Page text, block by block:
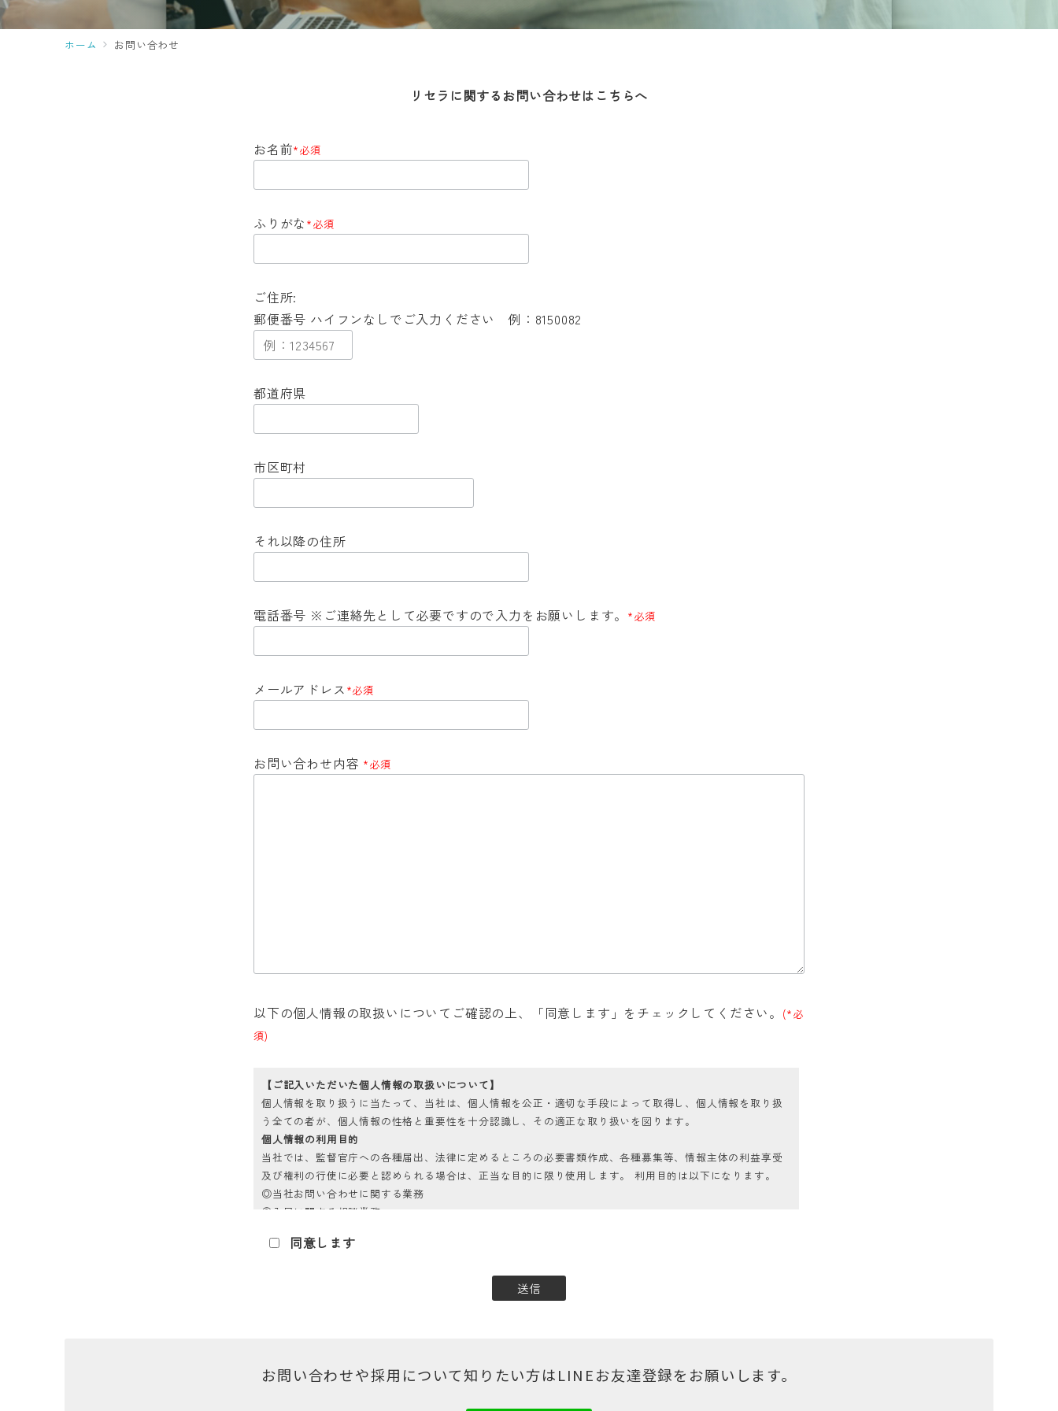
ホーム お問い合わせ
リセラに関するお問い合わせはこちらへ
お名前*必須
ふりがな *必須
ご住所:
郵便番号 ハイフンなしでご入力ください 例：8150082
都道府県
市区町村
それ以降の住所
電話番号 ※ご連絡先として必要ですので入力をお願いします。 *必須
メールアドレス *必須
お問い合わせ内容 *必須
以下の個人情報の取扱いについてご確認の上、「同意します」をチェックしてください。
(*必
須)
【ご記入いただいた個人情報の取扱いについて】
個人情報を取り扱うに当たって、当社は、個人情報を公正・適切な手段によって取得し、個人情報を取り扱
う全ての者が、個人情報の性格と重要性を十分認識し、その適正な取り扱いを図ります。
個人情報の利用目的
当社では、監督官庁への各種届出、法律に定めるところの必要書類作成、各種募集等、情報主体の利益享受
及び権利の行使に必要と認められる場合は、正当な目的に限り使用します。 利用目的は以下になります。
◎当社お問い合わせに関する業務
◎入居に関する相談業務
とします。
取得した個人情報については、漏えい、滅失またはき損の防止と是正、その他個人情報の安全管理のために
同意します
お問い合わせや採用について知りたい方はLINEお友達登録をお願いします。